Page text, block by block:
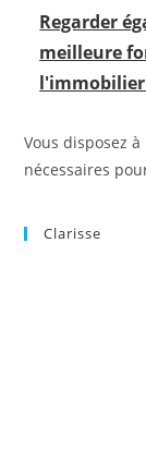
Regarder
meilleure
l'immobilier
Vous disposez
nécessaires
Clarisse